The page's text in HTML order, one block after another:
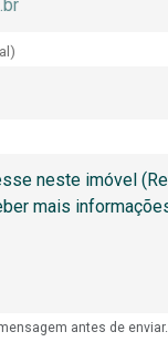
antes de enviar.